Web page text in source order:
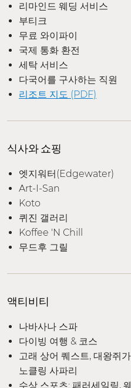
리마인드 웨딩 서비스
부티크
무료 와이파이
국제 통화 환전
세탁 서비스
다국어를 구사하는 직원
리조트 지도 (PDF)
식사와 쇼핑
엣지워터(Edgewater)
Art-I-San
Koto
퀴진 갤러리
Koffee 'N Chill
무드후 그릴
액티비티
나바사나 스파
다이빙 여행 & 코스
고래 상어 퀘스트, 대왕쥐
노클링 사파리
수상 스포츠: 패러세일링,